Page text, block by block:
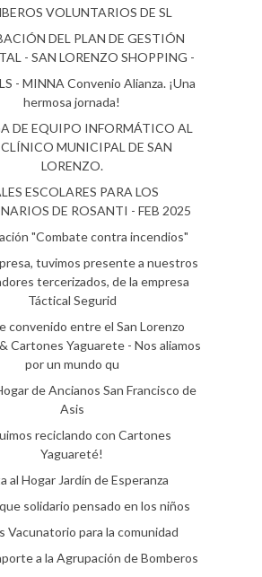
VOLUNTARIOS DE SL
DEL PLAN DE GESTIÓN
- SAN LORENZO SHOPPING -
- MINNA Convenio Alianza. ¡Una
hermosa jornada!
DE EQUIPO INFORMÁTICO AL
MUNICIPAL DE SAN
LORENZO.
ESCOLARES PARA LOS
DE ROSANTI - FEB 2025
"Combate contra incendios"
tuvimos presente a nuestros
tercerizados, de la empresa
Táctical Segurid
convenido entre el San Lorenzo
Cartones Yaguarete - Nos aliamos
por un mundo qu
de Ancianos San Francisco de
Asis
reciclando con Cartones
Yaguareté!
al Hogar Jardín de Esperanza
solidario pensado en los niños
Vacunatorio para la comunidad
a la Agrupación de Bomberos